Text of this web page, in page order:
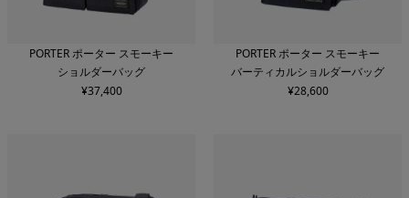
PORTER ポーター スモーキー
ショルダーバッグ
¥37,400
PORTER ポーター スモーキー
バーティカルショルダーバッグ
¥28,600